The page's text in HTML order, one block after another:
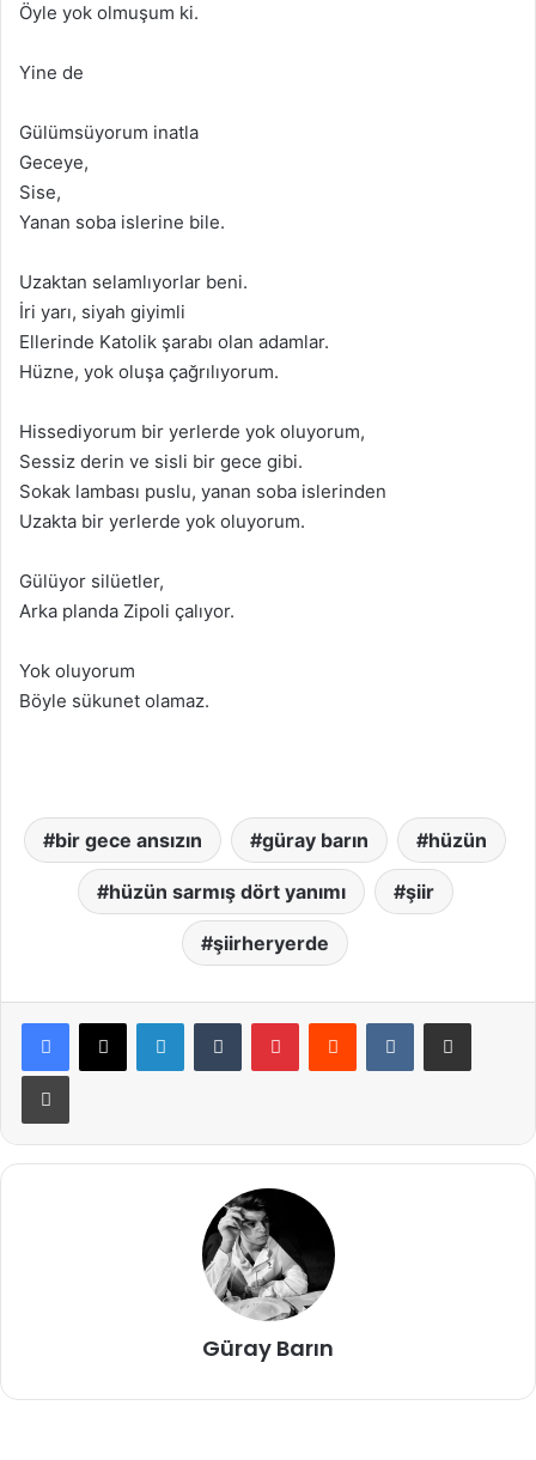
Öyle yok olmuşum ki.
Yine de
Gülümsüyorum inatla
Geceye,
Sise,
Yanan soba islerine bile.
Uzaktan selamlıyorlar beni.
İri yarı, siyah giyimli
Ellerinde Katolik şarabı olan adamlar.
Hüzne, yok oluşa çağrılıyorum.
Hissediyorum bir yerlerde yok oluyorum,
Sessiz derin ve sisli bir gece gibi.
Sokak lambası puslu, yanan soba islerinden
Uzakta bir yerlerde yok oluyorum.
Gülüyor silüetler,
Arka planda Zipoli çalıyor.
Yok oluyorum
Böyle sükunet olamaz.
bir gece ansızın güray barın hüzün
hüzün sarmış dört yanımı şiir
şiirheryerde
LinkedInTumblr PinterestReddit VKontakteE-Posta ile paylaş
Yazdır
Güray Barın